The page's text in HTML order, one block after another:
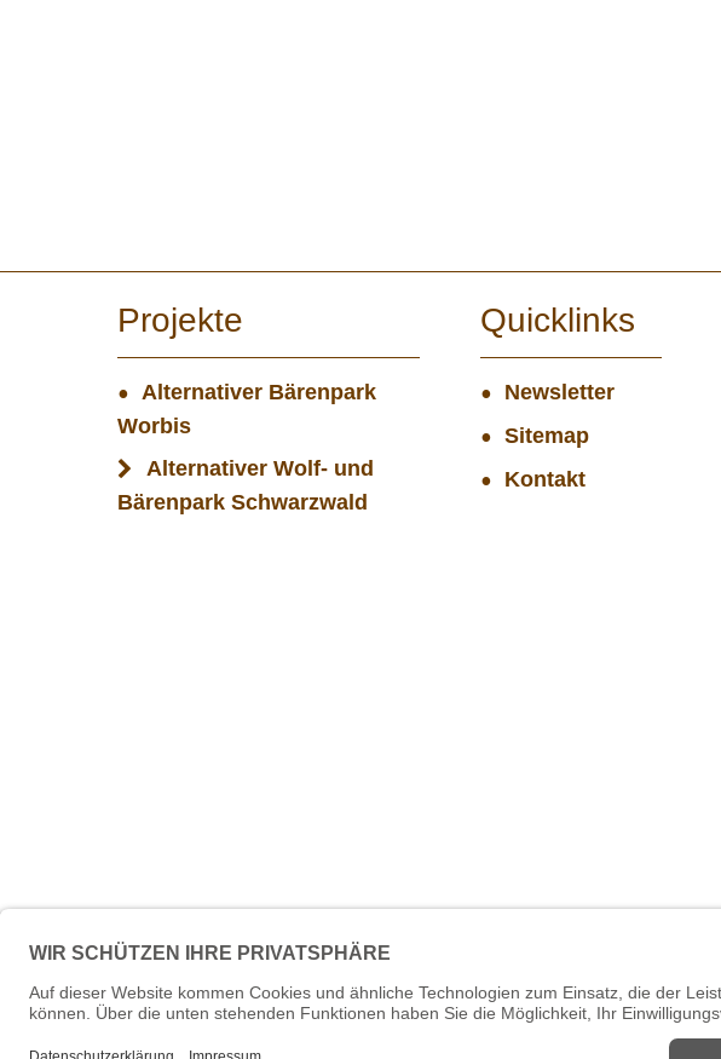
Projekte
Alternativer Bärenpark
Worbis
Alternativer Wolf- und
Bärenpark Schwarzwald
Quicklinks
Newsletter
Sitemap
Kontakt